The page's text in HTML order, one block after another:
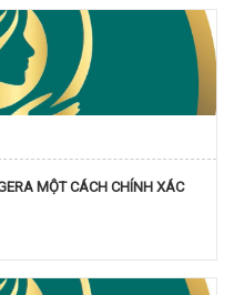
MỘT CÁCH CHÍNH XÁC